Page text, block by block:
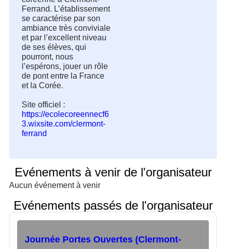
Ferrand. L’établissement
se caractérise par son
ambiance très conviviale
et par l’excellent niveau
de ses élèves, qui
pourront, nous
l’espérons, jouer un rôle
de pont entre la France
et la Corée.
Site officiel :
https://ecolecoreennecf6
3.wixsite.com/clermont-
ferrand
Evénements à venir de l'organisateur
Aucun événement à venir
Evénements passés de l'organisateur
Journée Portes Ouvertes (Clermont-